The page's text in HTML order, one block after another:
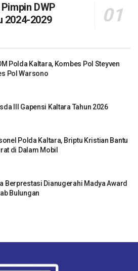
DWP
2024-2029
Polda Kaltara, Kombes Pol Steyven
Pol Warsono
III Gapensi Kaltara Tahun 2026
Polda Kaltara, Briptu Kristian Bantu
di Dalam Mobil
Berprestasi Dianugerahi Madya Award
Bulungan